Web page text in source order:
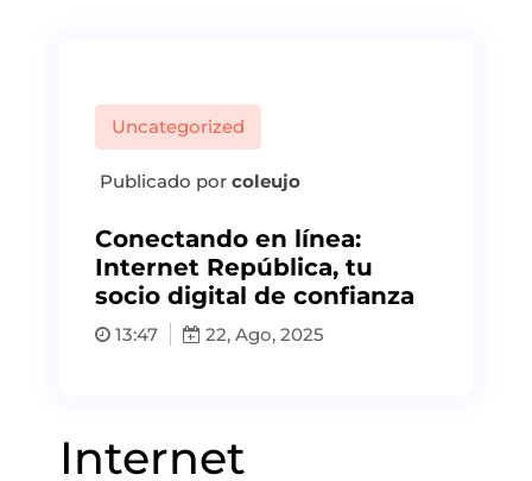
Uncategorized
Publicado por coleujo
Conectando en línea:
Internet República, tu
socio digital de confianza
13:47 22, Ago, 2025
Internet